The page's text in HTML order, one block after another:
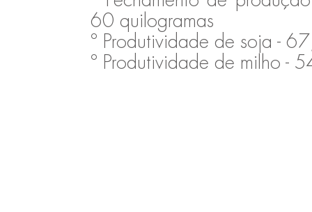
60 quilogramas
º Produtividade de soja -
º Produtividade de milho -